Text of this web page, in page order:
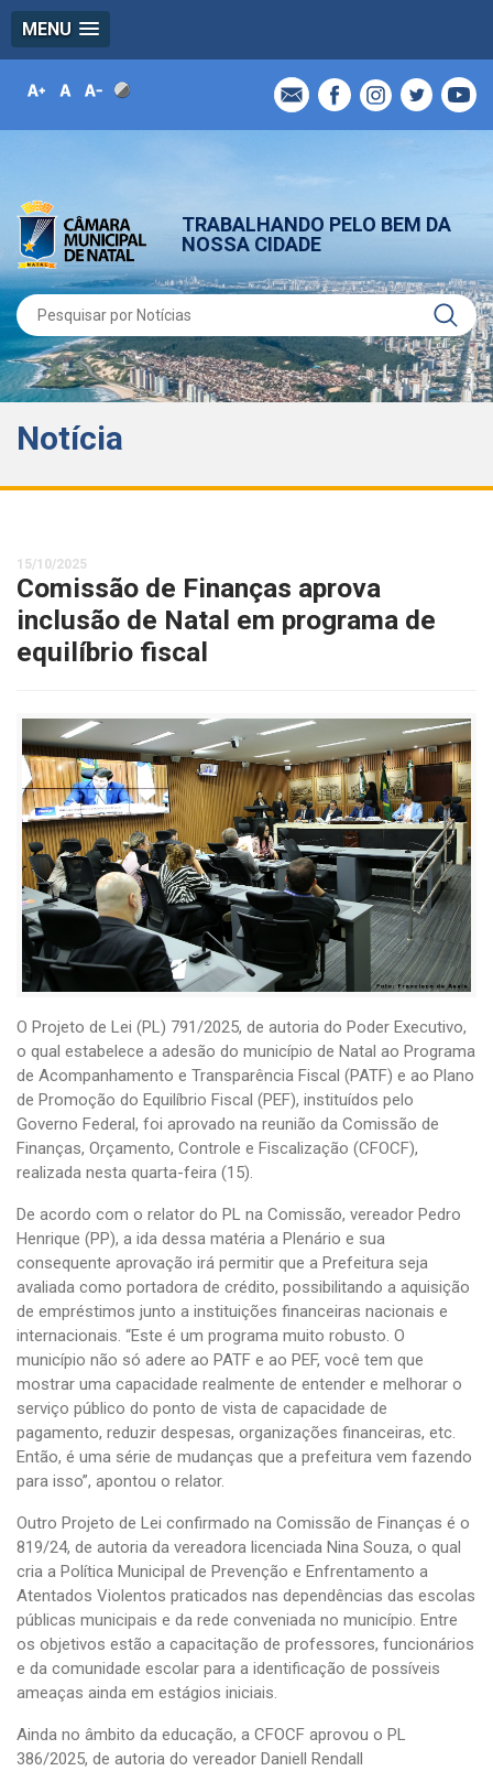
MENU
TRABALHANDO PELO BEM DA
NOSSA CIDADE
Notícia
15/10/2025
Comissão de Finanças aprova
inclusão de Natal em programa de
equilíbrio fiscal
O Projeto de Lei (PL) 791/2025, de autoria do Poder Executivo,
o qual estabelece a adesão do município de Natal ao Programa
de Acompanhamento e Transparência Fiscal (PATF) e ao Plano
de Promoção do Equilíbrio Fiscal (PEF), instituídos pelo
Governo Federal, foi aprovado na reunião da Comissão de
Finanças, Orçamento, Controle e Fiscalização (CFOCF),
realizada nesta quarta-feira (15).
De acordo com o relator do PL na Comissão, vereador Pedro
Henrique (PP), a ida dessa matéria a Plenário e sua
consequente aprovação irá permitir que a Prefeitura seja
avaliada como portadora de crédito, possibilitando a aquisição
de empréstimos junto a instituições financeiras nacionais e
internacionais. “Este é um programa muito robusto. O
município não só adere ao PATF e ao PEF, você tem que
mostrar uma capacidade realmente de entender e melhorar o
serviço público do ponto de vista de capacidade de
pagamento, reduzir despesas, organizações financeiras, etc.
Então, é uma série de mudanças que a prefeitura vem fazendo
para isso”, apontou o relator.
Outro Projeto de Lei confirmado na Comissão de Finanças é o
819/24, de autoria da vereadora licenciada Nina Souza, o qual
cria a Política Municipal de Prevenção e Enfrentamento a
Atentados Violentos praticados nas dependências das escolas
públicas municipais e da rede conveniada no município. Entre
os objetivos estão a capacitação de professores, funcionários
e da comunidade escolar para a identificação de possíveis
ameaças ainda em estágios iniciais.
Ainda no âmbito da educação, a CFOCF aprovou o PL
386/2025, de autoria do vereador Daniell Rendall